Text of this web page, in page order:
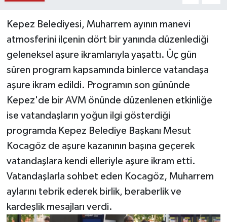
Kepez Belediyesi, Muharrem ayının manevi
atmosferini ilçenin dört bir yanında düzenlediği
geleneksel aşure ikramlarıyla yaşattı. Üç gün
süren program kapsamında binlerce vatandaşa
aşure ikram edildi. Programın son gününde
Kepez'de bir AVM önünde düzenlenen etkinliğe
ise vatandaşların yoğun ilgi gösterdiği
programda Kepez Belediye Başkanı Mesut
Kocagöz de aşure kazanının başına geçerek
vatandaşlara kendi elleriyle aşure ikram etti.
Vatandaşlarla sohbet eden Kocagöz, Muharrem
aylarını tebrik ederek birlik, beraberlik ve
kardeşlik mesajları verdi.
RESMİ İLAN
MAGAZİN